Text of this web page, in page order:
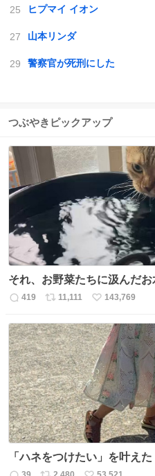
ヒプマイ イオン
山本リンダ
警察官が死刑にした
つぶやきピックアップ
それ、お野菜たちに汲んだ
返
数
419
リ
ス
ト
数
11,111
い
ね
数
143,769
「ハネをつけたい」を叶えた